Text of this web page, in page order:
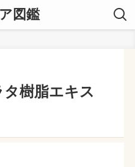
図鑑
樹脂エキス